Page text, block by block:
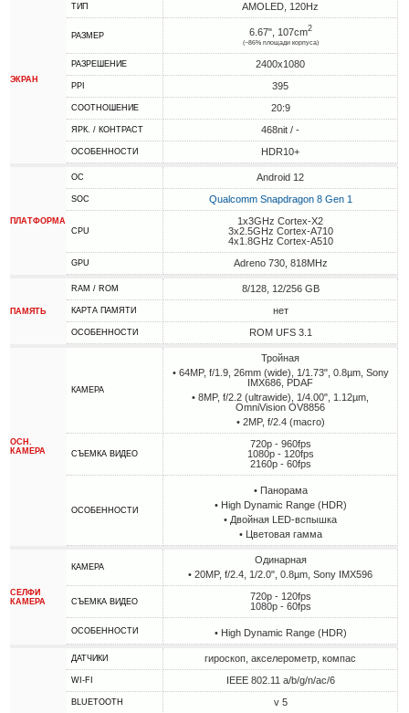
ЭКРАН
ТИП AMOLED, 120Hz
РАЗМЕР 6.67", 107cm2
(~86% площади корпуса)
РАЗРЕШЕНИЕ 2400x1080
PPI 395
СООТНОШЕНИЕ 20:9
ЯРК. / КОНТРАСТ 468nit / -
ОСОБЕННОСТИ HDR10+
ПЛАТФОРМА
ОС Android 12
SOC Qualcomm Snapdragon 8 Gen 1
CPU
1x3GHz Cortex-X2
3x2.5GHz Cortex-A710
4x1.8GHz Cortex-A510
GPU Adreno 730, 818MHz
ПАМЯТЬ
RAM / ROM 8/128, 12/256 GB
КАРТА ПАМЯТИ нет
ОСОБЕННОСТИ ROM UFS 3.1
ОСН.
КАМЕРА
КАМЕРА
Тройная
• 64MP, f/1.9, 26mm (wide), 1/1.73", 0.8µm, Sony
IMX686, PDAF
• 8MP, f/2.2 (ultrawide), 1/4.00", 1.12µm,
OmniVision OV8856
• 2MP, f/2.4 (macro)
СЪЕМКА ВИДЕО
720p - 960fps
1080p - 120fps
2160p - 60fps
ОСОБЕННОСТИ
• Панорама
• High Dynamic Range (HDR)
• Двойная LED-вспышка
• Цветовая гамма
СЕЛФИ
КАМЕРА
КАМЕРА
Одинарная
• 20MP, f/2.4, 1/2.0", 0.8µm, Sony IMX596
СЪЕМКА ВИДЕО
720p - 120fps
1080p - 60fps
ОСОБЕННОСТИ • High Dynamic Range (HDR)
ДАТЧИКИ гироскоп, акселерометр, компас
WI-FI IEEE 802.11 a/b/g/n/ac/6
BLUETOOTH v 5